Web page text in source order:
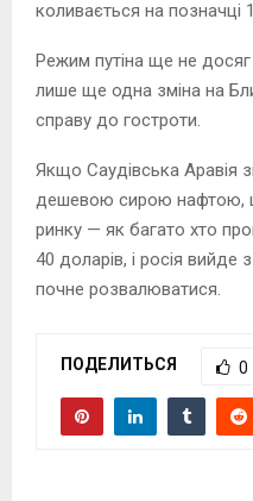
коливається на позначці
Режим путіна ще не досяг
лише ще одна зміна на
справу до гостроти.
Якщо Саудівська Аравія
дешевою сирою нафтою,
ринку — як багато хто
40 доларів, і росія вийде
почне розвалюватися.
ПОДЕЛИТЬСЯ 0